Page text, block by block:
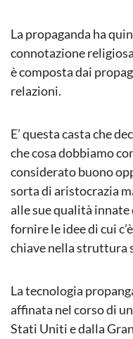
La propaganda ha
connotazione
è composta dai
relazioni.
E’ questa casta che
che cosa dobbiamo
considerato buono
sorta di aristocrazia
alle sue qualità
fornire le idee di cui
chiave nella struttura
La tecnologia
affinata nel corso di
Stati Uniti e dalla